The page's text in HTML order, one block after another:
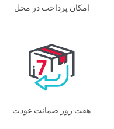
امکان پرداخت در محل
هفت روز ضمانت عودت